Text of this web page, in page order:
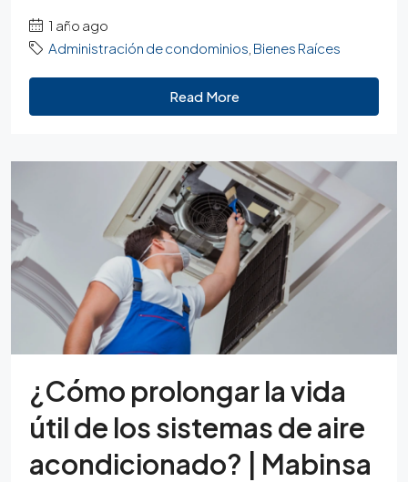
1 año ago
Administración de condominios Bienes Raíces
Read More
¿Cómo prolongar la vida
útil de los sistemas de aire
acondicionado? | Mabinsa